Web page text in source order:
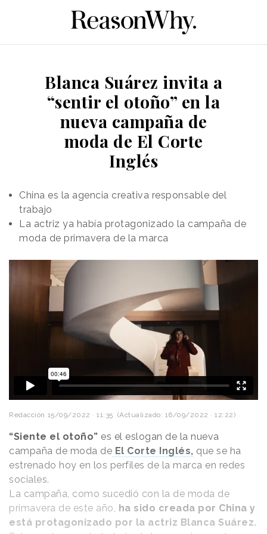
Blanca Suárez invita a
“sentir el otoño” en la
nueva campaña de
moda de El Corte
Inglés
China es la agencia creativa responsable del
trabajo
La actriz ya había protagonizado la campaña de
moda de primavera de la marca
Redacción 15/09/2022 · 11:35 (Actualizado: 16/09/2022 · 12:22)
“Siente el otoño” es el eslogan de la nueva
campaña de moda de El Corte Inglés, que se ha
estrenado hoy en los perfiles de la marca en redes
sociales.
La campaña, como sucedió con la de moda de
primavera de este año, ha sido creada por China y
está protagonizado por la actriz Blanca Suárez.